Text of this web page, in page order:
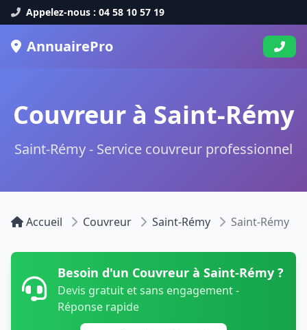
Appelez-nous : 04 58 10 57 19
AnnuairePro
Couvreur à Saint-Rémy
Saint-Rémy - Service couvreur professionnel
Accueil Couvreur Saint-Rémy Saint-Rémy
Besoin d'un Couvreur à Saint-Rémy ?
Devis gratuit et sans engagement -
Réponse rapide